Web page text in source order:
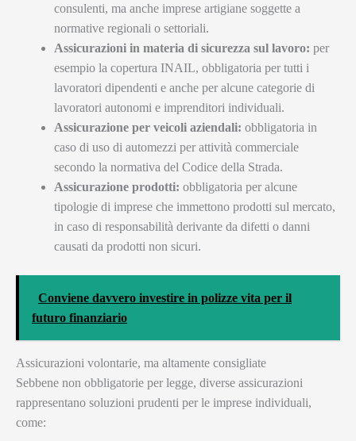
consulenti, ma anche imprese artigiane soggette a
normative regionali o settoriali.
Assicurazioni in materia di sicurezza sul lavoro: per
esempio la copertura INAIL, obbligatoria per tutti i
lavoratori dipendenti e anche per alcune categorie di
lavoratori autonomi e imprenditori individuali.
Assicurazione per veicoli aziendali: obbligatoria in
caso di uso di automezzi per attività commerciale
secondo la normativa del Codice della Strada.
Assicurazione prodotti: obbligatoria per alcune
tipologie di imprese che immettono prodotti sul mercato,
in caso di responsabilità derivante da difetti o danni
causati da prodotti non sicuri.
Conviene davvero investire in polizze vita per il
futuro finanziario
Assicurazioni volontarie, ma altamente consigliate
Sebbene non obbligatorie per legge, diverse assicurazioni
rappresentano soluzioni prudenti per le imprese individuali,
come: